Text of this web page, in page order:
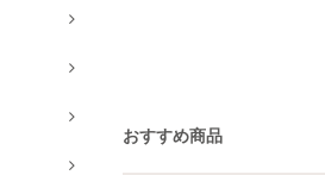
おすすめ商品